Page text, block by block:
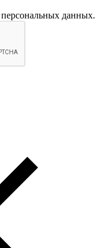
данных.